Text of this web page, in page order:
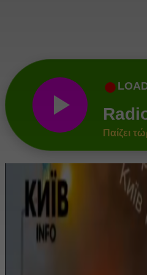
●
Παίζει